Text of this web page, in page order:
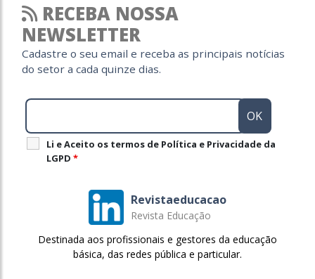
RECEBA NOSSA
NEWSLETTER
Cadastre o seu email e receba as principais notícias
do setor a cada quinze dias.
Li e Aceito os termos de Política e Privacidade da
LGPD *
Revistaeducacao
Revista Educação
Destinada aos profissionais e gestores da educação
básica, das redes pública e particular.